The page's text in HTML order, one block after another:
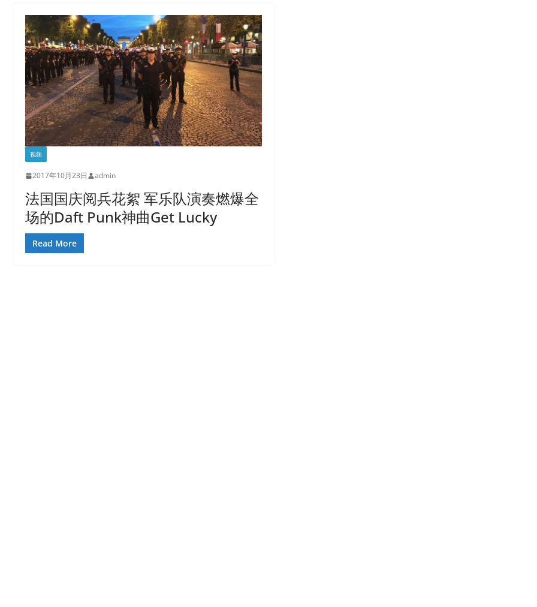
视频
2017年10月23日 admin
法国国庆阅兵花絮 军乐队演奏燃爆全
场的Daft Punk神曲Get Lucky
Read More